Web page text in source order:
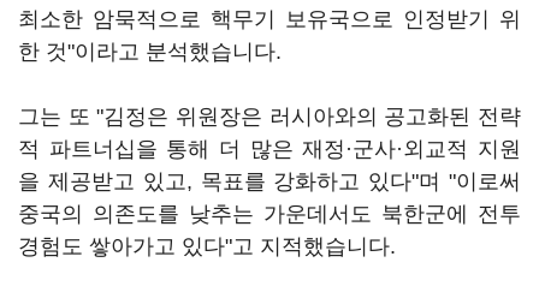
최소한 암묵적으로 핵무기 보유국으로 인정받기 위
한 것"이라고 분석했습니다.
그는 또 "김정은 위원장은 러시아와의 공고화된 전략
적 파트너십을 통해 더 많은 재정·군사·외교적 지원
을 제공받고 있고, 목표를 강화하고 있다"며 "이로써
중국의 의존도를 낮추는 가운데서도 북한군에 전투
경험도 쌓아가고 있다"고 지적했습니다.